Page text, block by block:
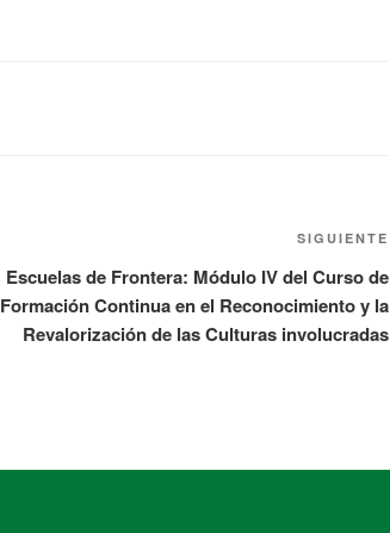
SIGUIENTE
Escuelas de Frontera: Módulo IV del Curso de
Formación Continua en el Reconocimiento y la
Revalorización de las Culturas involucradas